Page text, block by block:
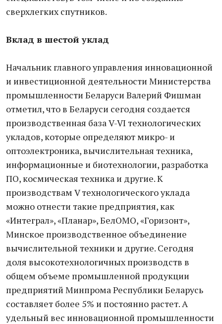
сверхлегких спутников.
Вклад в шестой уклад
Начальник главного управления инновационной
и инвестиционной деятельности Министерства
промышленности Беларуси Валерий Фишман
отметил, что в Беларуси сегодня создается
производственная база V-VI технологических
укладов, которые определяют микро- и
оптоэлектроника, вычислительная техника,
информационные и биотехнологии, разработка
ПО, космическая техника и другие. К
производствам V технологического уклада
можно отнести такие предприятия, как
«Интеграл», «Планар», БелОМО, «Горизонт»,
Минское производственное объединение
вычислительной техники и другие. Сегодня
доля высокотехнологичных производств в
общем объеме промышленной продукции
предприятий Минпрома Республики Беларусь
составляет более 5% и постоянно растет. А
удельный вес инновационной промышленности